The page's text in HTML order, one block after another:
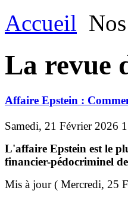
Accueil
La revue
Affaire Epstein :
Samedi, 21 Février 2026
L'affaire Epstein est le
financier-pédocriminel
Mis à jour ( Mercredi, 25